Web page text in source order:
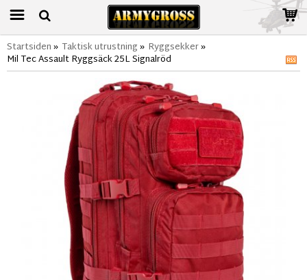
Startsiden» Taktisk utrustning» Ryggsekker»
Mil Tec Assault Ryggsäck 25L Signalröd